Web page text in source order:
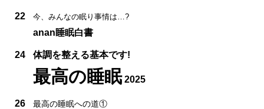
22 今、みんなの眠り事情は…?
anan睡眠白書
24 体調を整える基本です!
最高の睡眠2025
26 最高の睡眠への道①